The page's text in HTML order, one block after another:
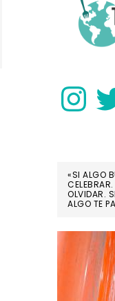
Instagram
«SI ALGO
OLVIDAR.
ALGO TE